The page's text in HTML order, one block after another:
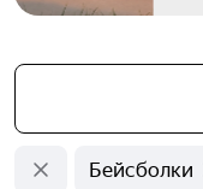
Бейсболки